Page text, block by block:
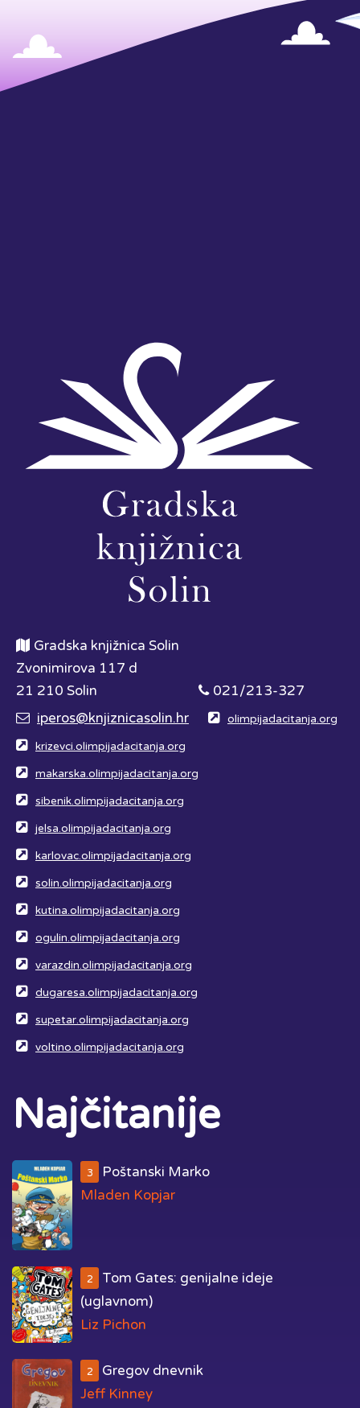
Gradska knjižnica Solin
Zvonimirova 117 d
21 210 Solin
021/213-327
iperos@knjiznicasolin.hr
olimpijadacitanja.org
krizevci.olimpijadacitanja.org
makarska.olimpijadacitanja.org
sibenik.olimpijadacitanja.org
jelsa.olimpijadacitanja.org
karlovac.olimpijadacitanja.org
solin.olimpijadacitanja.org
kutina.olimpijadacitanja.org
ogulin.olimpijadacitanja.org
varazdin.olimpijadacitanja.org
dugaresa.olimpijadacitanja.org
supetar.olimpijadacitanja.org
voltino.olimpijadacitanja.org
Najčitanije
3
Poštanski Marko
Mladen Kopjar
2
Tom Gates: genijalne ideje
(uglavnom)
Liz Pichon
2
Gregov dnevnik
Jeff Kinney